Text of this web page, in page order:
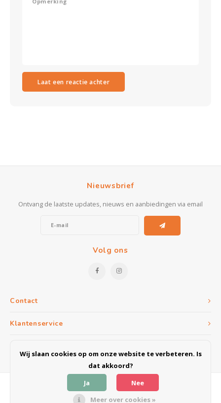
Laat een reactie achter
Contact
Nieuwsbrief
Ontvang de laatste updates, nieuws en aanbiedingen via email
Volg ons
Klantenservice
Wij slaan cookies op om onze website te verbeteren. Is
dat akkoord?
Ja
Nee
Meer over cookies »